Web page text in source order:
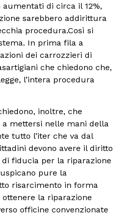
di circa il 12%,
sarebbero addirittura
procedura.Così si
In prima fila a
dei carrozzieri di
che chiedono che,
l’intera procedura
inoltre, che
a mettersi nelle mani della
tutto l’iter che va dal
devono avere il diritto
fiducia per la riparazione
pure la
risarcimento in forma
la riparazione
officine convenzionate